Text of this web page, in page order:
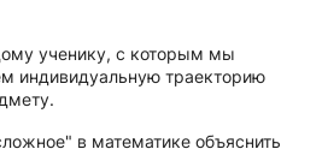
ученику, с которым мы
индивидуальную траекторию
в математике объяснить